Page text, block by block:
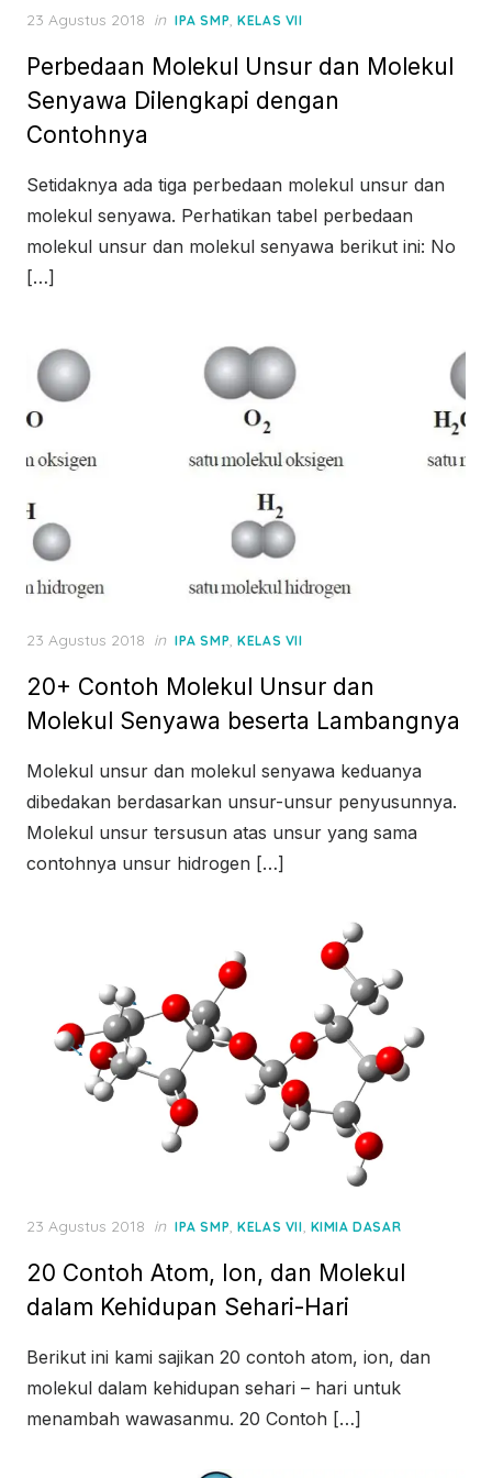
Posted
23 Agustus 2018 in IPA SMP,KELAS VII
Perbedaan Molekul Unsur dan Molekul
Senyawa Dilengkapi dengan
Contohnya
Setidaknya ada tiga perbedaan molekul unsur dan
molekul senyawa. Perhatikan tabel perbedaan
molekul unsur dan molekul senyawa berikut ini: No
[…]
Posted
23 Agustus 2018 in IPA SMP,KELAS VII
20+ Contoh Molekul Unsur dan
Molekul Senyawa beserta Lambangnya
Molekul unsur dan molekul senyawa keduanya
dibedakan berdasarkan unsur-unsur penyusunnya.
Molekul unsur tersusun atas unsur yang sama
contohnya unsur hidrogen […]
Posted
23 Agustus 2018 in IPA SMP,KELAS VII, KIMIA DASAR
20 Contoh Atom, Ion, dan Molekul
dalam Kehidupan Sehari-Hari
Berikut ini kami sajikan 20 contoh atom, ion, dan
molekul dalam kehidupan sehari – hari untuk
menambah wawasanmu. 20 Contoh […]